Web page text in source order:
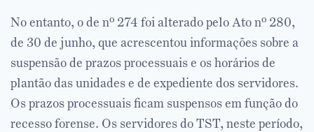
No entanto, o de nº 274 foi alterado pelo Ato nº 280,
de 30 de junho, que acrescentou informações sobre a
suspensão de prazos processuais e os horários de
plantão das unidades e de expediente dos servidores.
Os prazos processuais ficam suspensos em função do
recesso forense. Os servidores do TST, neste período,